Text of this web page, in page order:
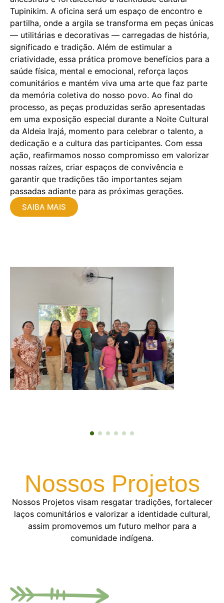
Tupinikim. A oficina será um espaço de encontro e
partilha, onde a argila se transforma em peças únicas
— utilitárias e decorativas — carregadas de história,
significado e tradição. Além de estimular a
criatividade, essa prática promove benefícios para a
saúde física, mental e emocional, reforça laços
comunitários e mantém viva uma arte que faz parte
da memória coletiva do nosso povo. Ao final do
processo, as peças produzidas serão apresentadas
em uma exposição especial durante a Noite Cultural
da Aldeia Irajá, momento para celebrar o talento, a
dedicação e a cultura das participantes. Com essa
ação, reafirmamos nosso compromisso em valorizar
nossas raízes, criar espaços de convivência e
garantir que tradições tão importantes sejam
passadas adiante para as próximas gerações.
SAIBA MAIS
4 5 6
Nossos Projetos
Nossos Projetos visam resgatar tradições, fortalecer
laços comunitários e valorizar a identidade cultural,
assim promovemos um futuro melhor para a
comunidade indígena.